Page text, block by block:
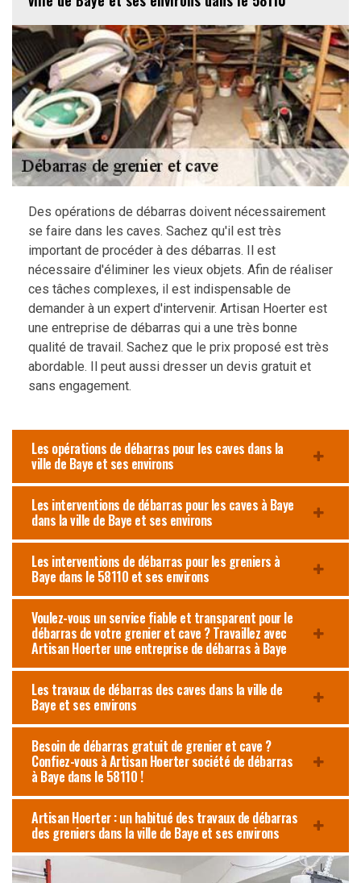
Des opérations de débarras doivent nécessairement
se faire dans les caves. Sachez qu'il est très
important de procéder à des débarras. Il est
nécessaire d'éliminer les vieux objets. Afin de réaliser
ces tâches complexes, il est indispensable de
demander à un expert d'intervenir. Artisan Hoerter est
une entreprise de débarras qui a une très bonne
qualité de travail. Sachez que le prix proposé est très
abordable. Il peut aussi dresser un devis gratuit et
sans engagement.
Les opérations de débarras pour les caves dans la
ville de Baye et ses environs
Les interventions de débarras pour les caves à Baye
dans la ville de Baye et ses environs
Les interventions de débarras pour les greniers à
Baye dans le 58110 et ses environs
Voulez-vous un service fiable et transparent pour le
débarras de votre grenier et cave ? Travaillez avec
Artisan Hoerter une entreprise de débarras à Baye
Les travaux de débarras des caves dans la ville de
Baye et ses environs
Besoin de débarras gratuit de grenier et cave ?
Confiez-vous à Artisan Hoerter société de débarras
à Baye dans le 58110 !
Artisan Hoerter : un habitué des travaux de débarras
des greniers dans la ville de Baye et ses environs